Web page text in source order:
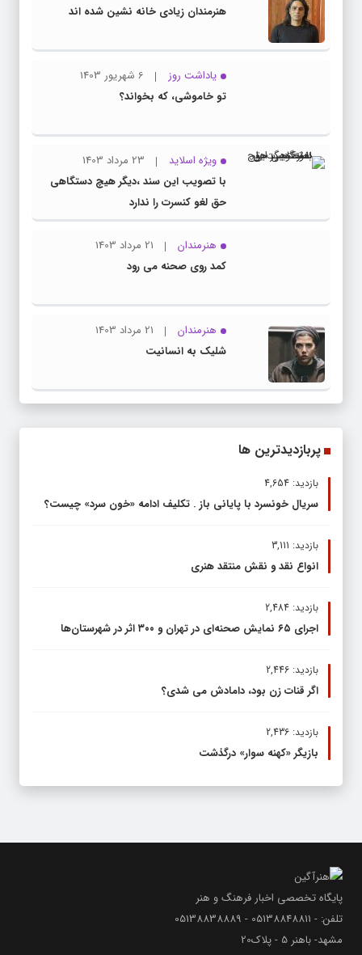
هنرمندان زیادی خانه نشین شده اند
یاداشت روز
6 شهریور 1403
تو خاموشی، که بخواند؟
ویژه اسلاید
23 مرداد 1403
با تصویب این سند ،دیگر هیچ دستگاهی
حق لغو کنسرت را ندارد
هنرمندان
21 مرداد 1403
کمد روی صحنه می رود
هنرمندان
21 مرداد 1403
شلیک به انسانیت
پربازدیدترین ها
بازدید: 4,654
سریال خونسرد با پایانی باز . تکلیف ادامه «خون سرد» چیست؟
بازدید: 3,111
انواع نقد و نقش منتقد هنری
بازدید: 2,484
اجرای ۶۵ نمایش صحنه‌ای در تهران و ۳۰۰ اثر در شهرستان‌ها
بازدید: 2,446
اگر قنات زن بود، دامادش می شدی؟
بازدید: 2,436
بازیگر «کهنه سوار» درگذشت
پایگاه تخصصی اخبار فرهنگ و هنر
تلفن: - 05138848811 - 05138838889
مشهد- باهنر 5 - پلاک20